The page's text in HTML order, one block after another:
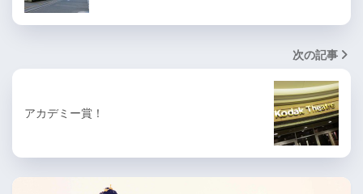
次の記事
アカデミー賞！